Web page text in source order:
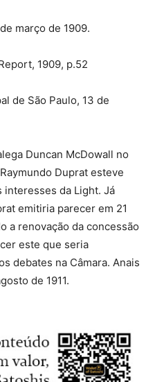
março de 1909.
1909, p.52
de São Paulo, 13 de
Duncan McDowall no
Duprat esteve
interesses da Light. Já
emitiria parecer em 21
a renovação da concessão
este que seria
debates na Câmara. Anais
de 1911.